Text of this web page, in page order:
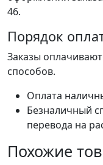
46.
Порядок
Заказы
способов.
Оплата
Безналичный
перевода на
Похожие